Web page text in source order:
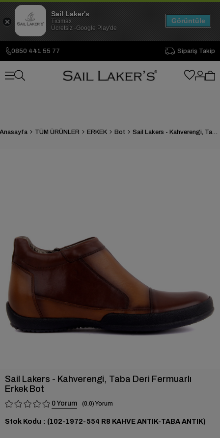
0850 441 55 77 Sipariş Takip
TÜM ÜRÜNLER ERKEK Bot Sail Lakers - Kahverengi, Taba Deri Fermuarlı Erkek Bot
Sail Lakers - Kahverengi, Taba Deri Fermuarlı
Erkek Bot
0 0.0
Stok Kodu (102-1972-554 R8 KAHVE ANTIK-TABA ANTIK)
Sail Laker's
Ticimax
Ücretsiz -Google Play'de
Görüntüle